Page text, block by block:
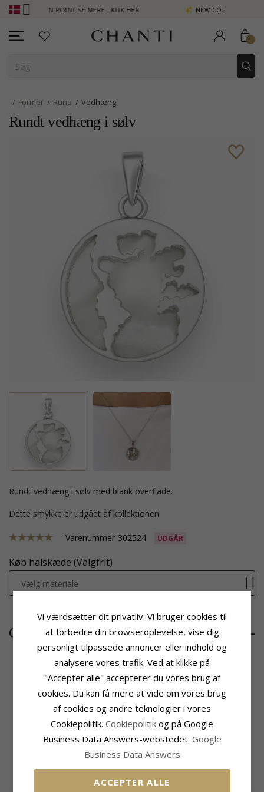
POINT SE MERE - KLIK HER NEW COLLECTION | AURA
Former Rund Vedhæng
Rundt vedhæng i sølv
rundt vedhæng i sølv med blank overflade.
Dette smykke er udgået af kollektionen
Varenummer 302524 UDGÅR
Køb halskæde (Valgfrit)
Vælg materiale
CHANTI pris 330,-
Tillægsord: Rundt
Vedhæng
Ædelmetal:Sølv
Overflade:
Blank
Højde:29,0 mm
Bredde:20,0 mm
Leveringstid
Leveringstid:2-3 Hverdage
MEST SOLGTE I KATEGORIEN
Vi værdsætter dit privatliv. Vi bruger cookies til
at forbedre din browseroplevelse, vise dig
personligt tilpassede annoncer eller indhold og
analysere vores trafik. Ved at klikke på
"Accepter alle" accepterer du vores brug af
cookies. Du kan få mere at vide om vores brug
af cookies og andre teknologier i vores
Cookiepolitik. Cookiepolitik og på Google
Business Data Answers-webstedet. Google
Business Data Answers
ACCEPTER ALLE